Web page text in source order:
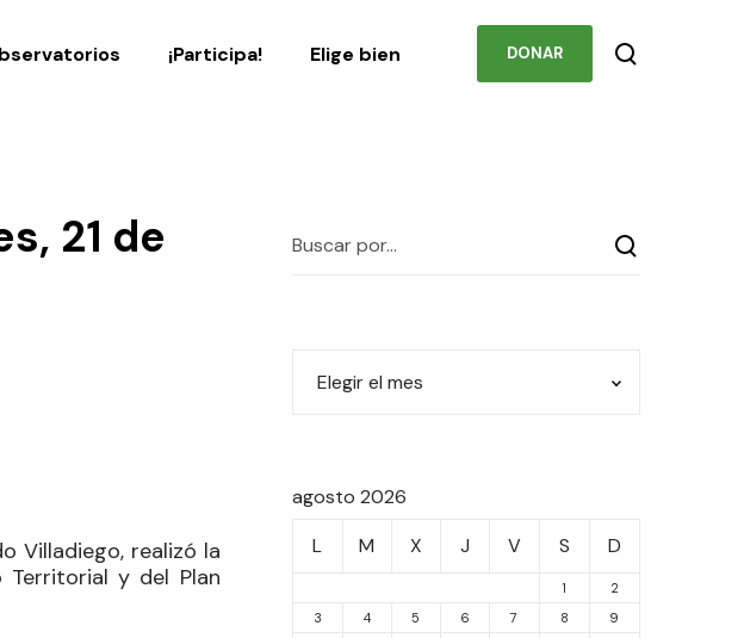
¡Participa! Elige bien DONAR
21 de
Villadiego, realizó la
Territorial y del Plan
agosto 2026
L
M X J V S D
1
2
3
4 5 6 7 8
9